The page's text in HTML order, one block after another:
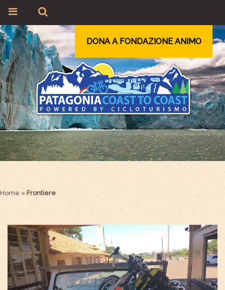
DONA A FONDAZIONE ANIMO
Home » Frontiere